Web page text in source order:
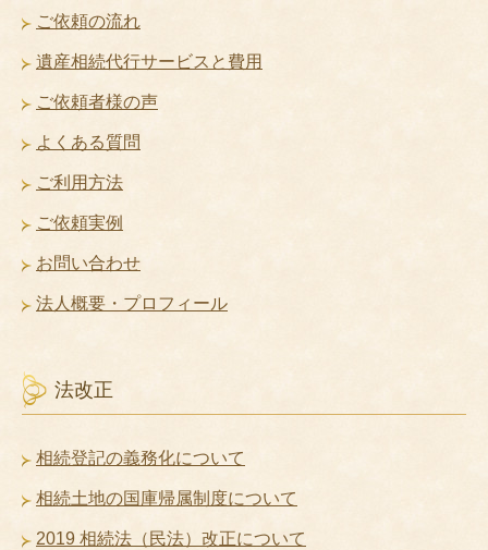
ご依頼の流れ
遺産相続代行サービスと費用
ご依頼者様の声
よくある質問
ご利用方法
ご依頼実例
お問い合わせ
法人概要・プロフィール
法改正
相続登記の義務化について
相続土地の国庫帰属制度について
2019 相続法（民法）改正について